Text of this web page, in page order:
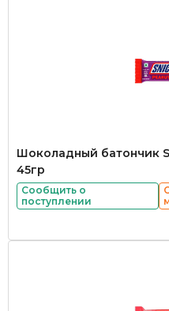
Шоколадный батончик
45гр
Сообщить о
поступлении